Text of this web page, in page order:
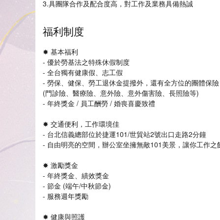
3.具團隊合作及配合度高，對工作及業務具備熱誠
福利制度
✸ 基本福利
- 優於勞基法之特殊休假制度
- 全台獨有健康假、志工假
- 勞保、健保、勞工退休金提撥外，還有全方位的團體保險
(門診險、醫療險、意外險、意外傷害險、長照險等)
- 年終獎金 / 員工酬勞 / 婚喪喜慶致禮
✸ 交通便利，工作環境佳
- 台北信義總部位於捷運101/世貿站2號出口走路2分鐘
- 自由明亮的空間，辦公室坐擁無敵101美景，讓你工作之
✸ 激勵獎金
- 年終獎金、績效獎金
- 節金 (端午/中秋節金)
- 服務週年獎勵
✸ 健康與照護